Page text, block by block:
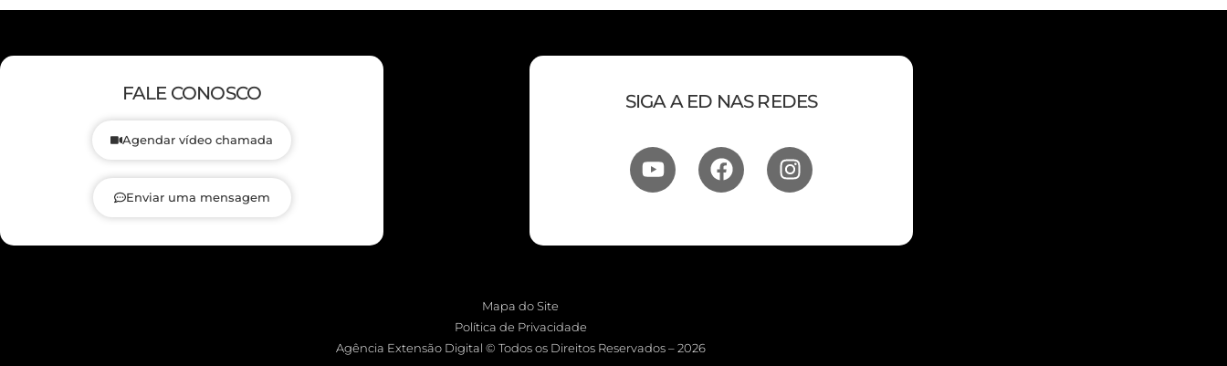
FALE CONOSCO
Agendar vídeo chamada
Enviar uma mensagem
SIGA A ED NAS REDES
Mapa do Site
Política de Privacidade
Agência Extensão Digital © Todos os Direitos Reservados – 2026